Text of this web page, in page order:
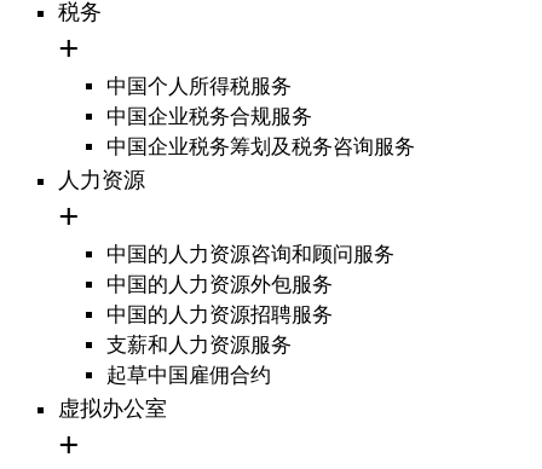
税务
中国个人所得税服务
中国企业税务合规服务
中国企业税务筹划及税务咨询服务
人力资源
中国的人力资源咨询和顾问服务
中国的人力资源外包服务
中国的人力资源招聘服务
支薪和人力资源服务
起草中国雇佣合约
虚拟办公室